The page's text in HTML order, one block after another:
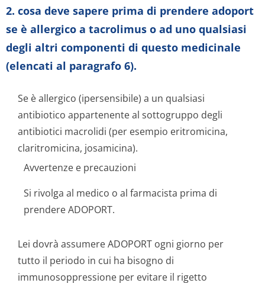
2. cosa deve sapere prima di prendere adoport
se è allergico a tacrolimus o ad uno qualsiasi
degli altri componenti di questo medicinale
(elencati al paragrafo 6).
Se è allergico (ipersensibile) a un qualsiasi
antibiotico appartenente al sottogruppo degli
antibiotici macrolidi (per esempio eritromicina,
claritromicina, josamicina).
Avvertenze e precauzioni
Si rivolga al medico o al farmacista prima di
prendere ADOPORT.
Lei dovrà assumere ADOPORT ogni giorno per
tutto il periodo in cui ha bisogno di
immunosoppressione per evitare il rigetto